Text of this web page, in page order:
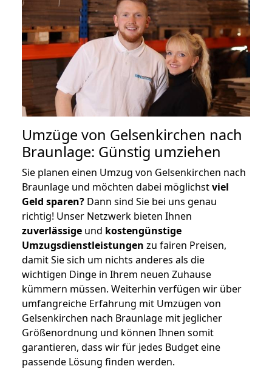
Umzüge von Gelsenkirchen nach
Braunlage: Günstig umziehen
Sie planen einen Umzug von Gelsenkirchen nach
Braunlage und möchten dabei möglichstviel
Geld sparen? Dann sind Sie bei uns genau
richtig! Unser Netzwerk bieten Ihnen
zuverlässige und kostengünstige
Umzugsdienstleistungen zu fairen Preisen,
damit Sie sich um nichts anderes als die
wichtigen Dinge in Ihrem neuen Zuhause
kümmern müssen. Weiterhin verfügen wir über
umfangreiche Erfahrung mit Umzügen von
Gelsenkirchen nach Braunlage mit jeglicher
Größenordnung und können Ihnen somit
garantieren, dass wir für jedes Budget eine
passende Lösung finden werden.